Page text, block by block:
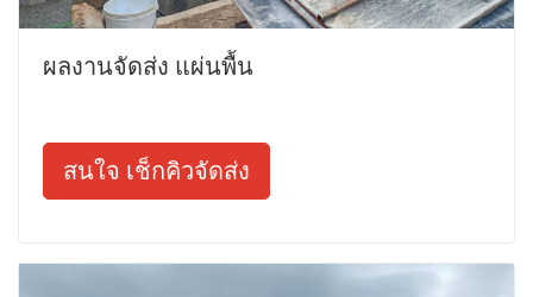
ผลงานจัดส่ง แผ่นพื้น
สนใจ เช็กคิวจัดส่ง